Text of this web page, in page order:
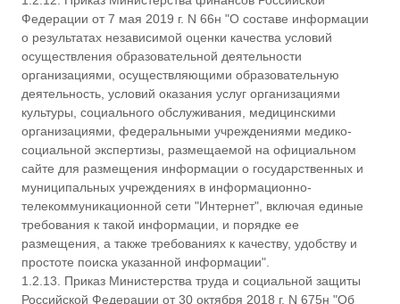
Федерации от 7 мая 2019 г. N 66н "О составе информации
о результатах независимой оценки качества условий
осуществления образовательной деятельности
организациями, осуществляющими образовательную
деятельность, условий оказания услуг организациями
культуры, социального обслуживания, медицинскими
организациями, федеральными учреждениями медико-
социальной экспертизы, размещаемой на официальном
сайте для размещения информации о государственных и
муниципальных учреждениях в информационно-
телекоммуникационной сети "Интернет", включая единые
требования к такой информации, и порядке ее
размещения, а также требованиях к качеству, удобству и
простоте поиска указанной информации".
1.2.13. Приказ Министерства труда и социальной защиты
Российской Федерации от 30 октября 2018 г. N 675н "Об